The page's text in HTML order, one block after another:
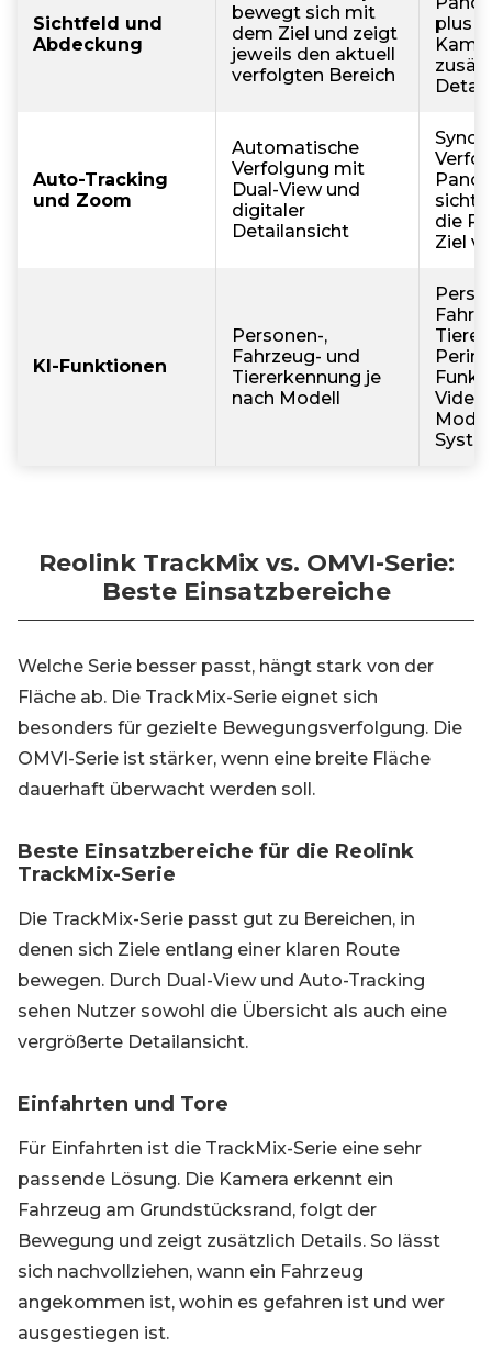
Sichtfeld und
Abdeckung
bewegt sich mit
dem Ziel und zeigt
jeweils den aktuell
verfolgten Bereich
plus
Auto-Tracking
und Zoom
Automatische
Verfolgung mit
Dual-View und
digitaler
Detailansicht
die
Ziel
KI-Funktionen
Personen-,
Fahrzeug- und
Tiererkennung je
nach Modell
Video
Reolink TrackMix vs. OMVI-Serie:
Beste Einsatzbereiche
Welche Serie besser passt, hängt stark von der
Fläche ab. Die TrackMix-Serie eignet sich
besonders für gezielte Bewegungsverfolgung. Die
OMVI-Serie ist stärker, wenn eine breite Fläche
dauerhaft überwacht werden soll.
Beste Einsatzbereiche für die Reolink
TrackMix-Serie
Die TrackMix-Serie passt gut zu Bereichen, in
denen sich Ziele entlang einer klaren Route
bewegen. Durch Dual-View und Auto-Tracking
sehen Nutzer sowohl die Übersicht als auch eine
vergrößerte Detailansicht.
Einfahrten und Tore
Für Einfahrten ist die TrackMix-Serie eine sehr
passende Lösung. Die Kamera erkennt ein
Fahrzeug am Grundstücksrand, folgt der
Bewegung und zeigt zusätzlich Details. So lässt
sich nachvollziehen, wann ein Fahrzeug
angekommen ist, wohin es gefahren ist und wer
ausgestiegen ist.